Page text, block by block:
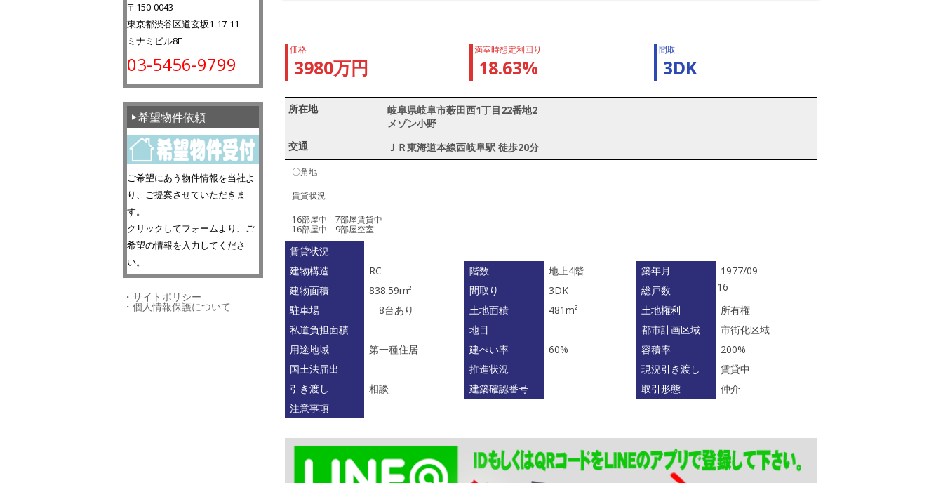
価格
3980万円
満室時想定利回り
18.63%
間取
3DK
所在地
岐阜県岐阜市薮田西1丁目22番地2
メゾン小野
交通
ＪＲ東海道本線西岐阜駅 徒歩20分
〇角地
賃貸状況
16部屋中 7部屋賃貸中
16部屋中 9部屋空室
賃貸状況
建物構造
RC 階数 地上4階 築年月
1977/09
建物面積
838.59m² 間取り 3DK 総戸数
16
駐車場
8台あり 土地面積 481m² 土地権利
所有権
私道負担面積
地目 都市計画区域
市街化区域
用途地域
第一種住居 建ぺい率 60% 容積率
200%
国土法届出
推進状況 現況引き渡し
賃貸中
引き渡し
相談 建築確認番号 取引形態
仲介
注意事項
〒150-0043
東京都渋谷区道玄坂1-17-11
ミナミビル8F
03-5456-9799
希望物件依頼
ご希望にあう物件情報を当社よ
り、ご提案させていただきま
す。
クリックしてフォームより、ご
希望の情報を入力してくださ
い。
・ サイトポリシー
・ 個人情報保護について